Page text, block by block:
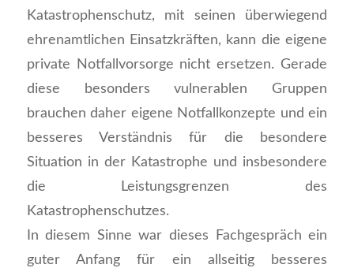
Katastrophenschutz, mit seinen überwiegend
ehrenamtlichen Einsatzkräften, kann die eigene
private Notfallvorsorge nicht ersetzen. Gerade
diese besonders vulnerablen Gruppen
brauchen daher eigene Notfallkonzepte und ein
besseres Verständnis für die besondere
Situation in der Katastrophe und insbesondere
die Leistungsgrenzen des
Katastrophenschutzes.
In diesem Sinne war dieses Fachgespräch ein
guter Anfang für ein allseitig besseres